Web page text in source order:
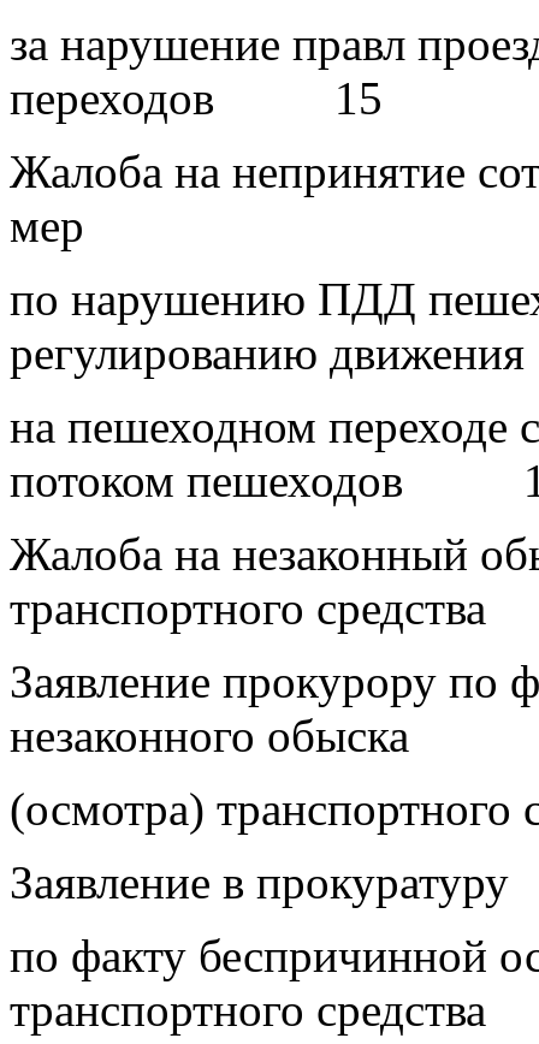
за нарушение правл
переходов 15
Жалоба на непринятие
мер
по нарушению ПДД
регулированию движения
на пешеходном переходе
потоком пешеходов
Жалоба на незаконный
транспортного
Заявление прокурору по
незаконного обыска
(осмотра)
Заявление в прокуратуру
по факту беспричинной
транспортного